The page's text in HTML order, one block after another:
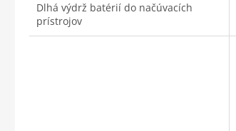
Dlhá výdrž batérií do načúvacích
prístrojov